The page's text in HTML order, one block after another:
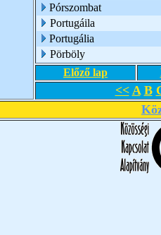
Pórszombat
Portugáila
Portugália
Pörböly
Előző lap
<< A B